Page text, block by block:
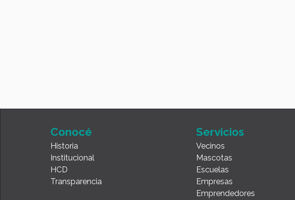
Conocé
Historia
Institucional
HCD
Transparencia
Servicios
Vecinos
Mascotas
Escuelas
Empresas
Emprendedores